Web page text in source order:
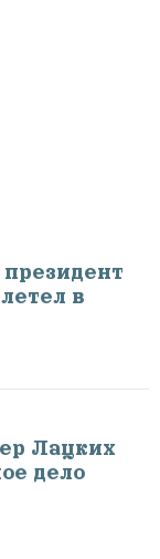
президент
в
Лацких
дело